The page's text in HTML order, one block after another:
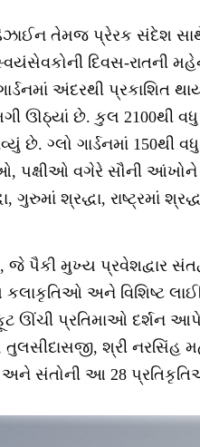
તેમજ પ્રેરક સંદેશ
દિવસ-રાતની
અંદરથી પ્રકાશિત
ઊઠ્યાં છે. કુલ 2100થી
છે. ગ્લો ગાર્ડનમાં
પક્ષીઓ વગેરે સૌની આંખોને
ગુરુમાં શ્રદ્ધા, રાષ્ટ્રમાં
પૈકી મુખ્ય પ્રવેશદ્વાર
અને વિશિષ્ટ
ફૂટ ઊંચી પ્રતિમાઓ દર્શન
તુલસીદાસજી, શ્રી
અને સંતોની આ 28